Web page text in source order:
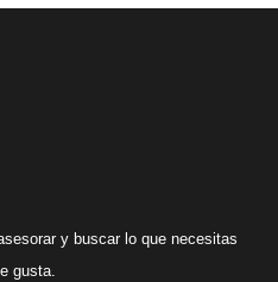
y buscar lo que necesitas
gusta.